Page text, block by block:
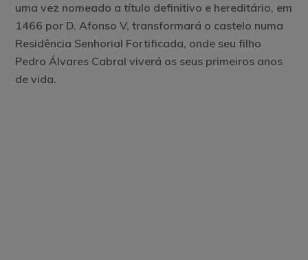
uma vez nomeado a título definitivo e hereditário, em
1466 por D. Afonso V, transformará o castelo numa
Residência Senhorial Fortificada, onde seu filho
Pedro Álvares Cabral viverá os seus primeiros anos
de vida.